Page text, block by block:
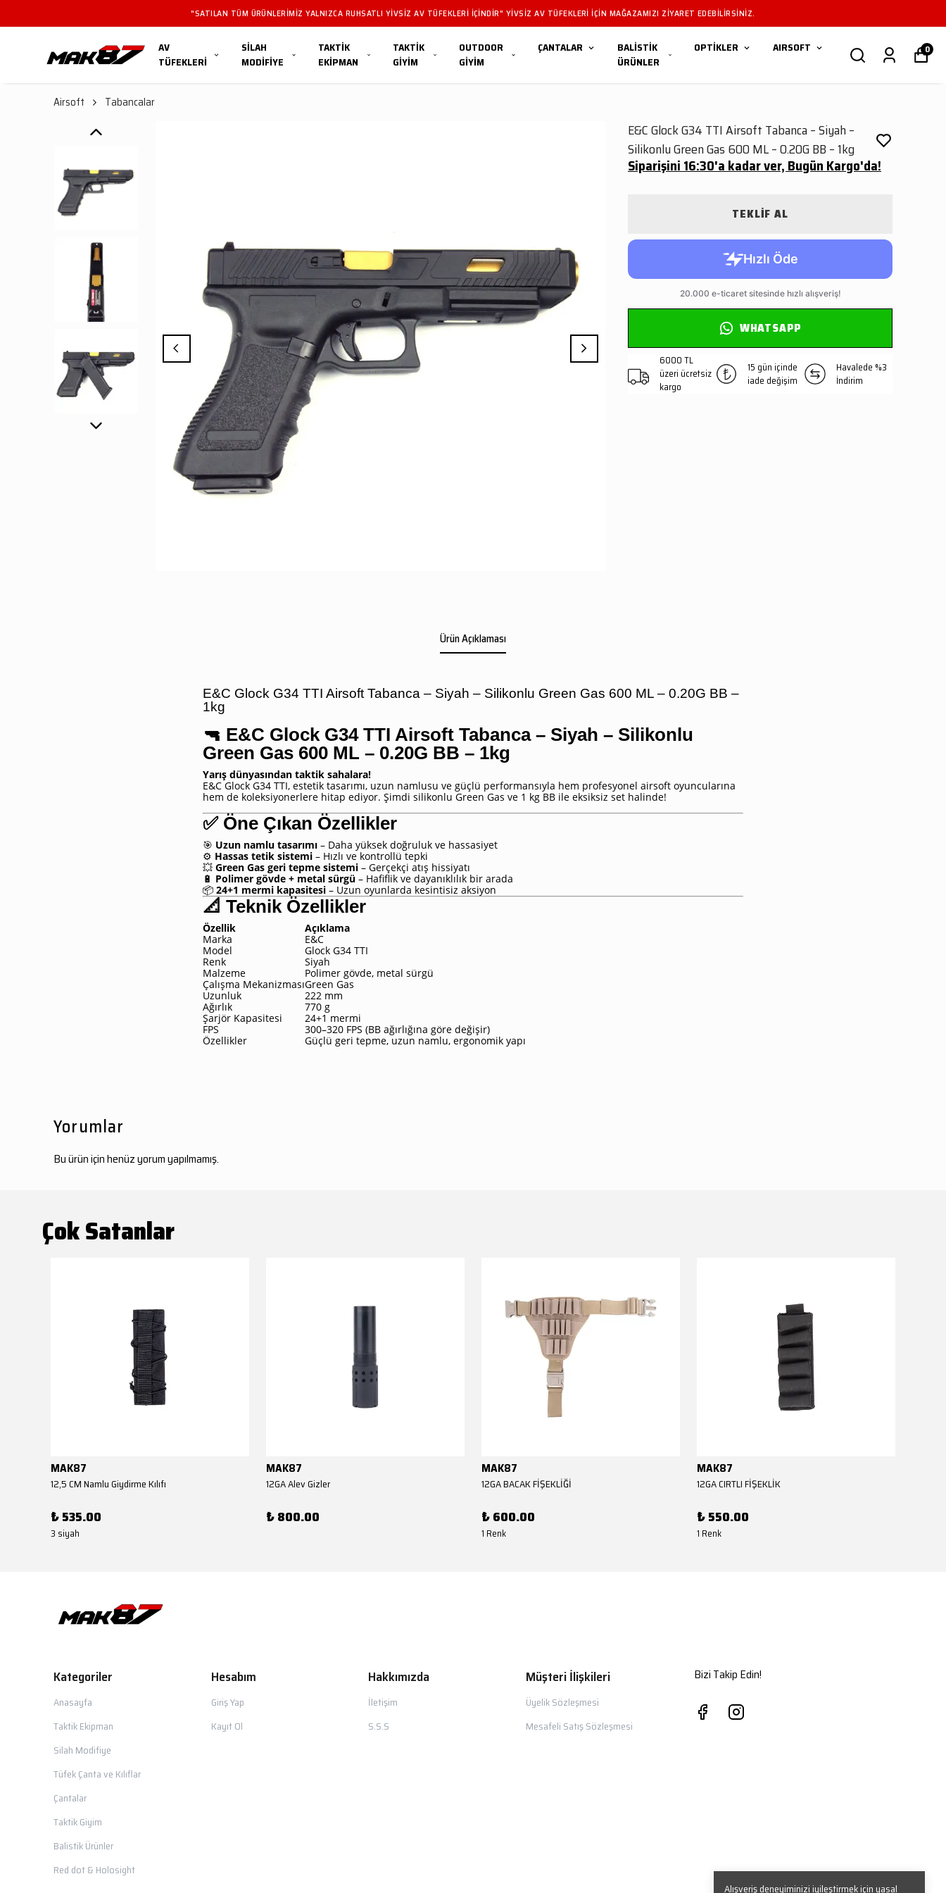
"SATILAN TÜM ÜRÜNLERIMIZ YALNIZCA RUHSATLI YIVSIZ AV TÜFEKLERI IÇINDIR" YIVSIZ AV TÜFEKLERI IÇIN MAĞAZAMIZI ZIYARET EDEBILIRSINIZ.
AV
TÜFEKLERİ
SİLAH
MODİFİYE
TAKTİK
EKİPMAN
TAKTİK
GİYİM
OUTDOOR
GİYİM
ÇANTALAR
BALİSTİK
ÜRÜNLER
OPTİKLER AIRSOFT 0
Alışveriş deneyiminizi iyileştirmek için yasal
Airsoft Tabancalar
E&C Glock G34 TTI Airsoft Tabanca – Siyah –
Silikonlu Green Gas 600 ML – 0.20G BB – 1kg
Siparişini 16:30'a kadar ver, Bugün Kargo'da!
TEKLİF AL
WHATSAPP
6000 TL
üzeri ücretsiz
kargo
15 gün içinde
iade değişim
Havalede %3
İndirim
Ürün Açıklaması
E&C Glock G34 TTI Airsoft Tabanca – Siyah – Silikonlu Green Gas 600 ML – 0.20G BB –
1kg
🔫 E&C Glock G34 TTI Airsoft Tabanca – Siyah – Silikonlu
Green Gas 600 ML – 0.20G BB – 1kg
Yarış dünyasından taktik sahalara!
E&C Glock G34 TTI, estetik tasarımı, uzun namlusu ve güçlü performansıyla hem profesyonel airsoft oyuncularına
hem de koleksiyonerlere hitap ediyor. Şimdi silikonlu Green Gas ve 1 kg BB ile eksiksiz set halinde!
✅ Öne Çıkan Özellikler
🎯 Uzun namlu tasarımı – Daha yüksek doğruluk ve hassasiyet
⚙️ Hassas tetik sistemi – Hızlı ve kontrollü tepki
💥 Green Gas geri tepme sistemi – Gerçekçi atış hissiyatı
🔋 Polimer gövde + metal sürgü – Hafiflik ve dayanıklılık bir arada
📦 24+1 mermi kapasitesi – Uzun oyunlarda kesintisiz aksiyon
📐 Teknik Özellikler
Özellik
Açıklama
Marka
E&C
Model
Glock G34 TTI
Renk
Siyah
Malzeme
Polimer gövde, metal sürgü
Çalışma MekanizmasıGreen Gas
Uzunluk
222 mm
Ağırlık
770 g
Şarjör Kapasitesi
24+1 mermi
FPS
300–320 FPS (BB ağırlığına göre değişir)
Özellikler
Güçlü geri tepme, uzun namlu, ergonomik yapı
Yorumlar
Bu ürün için henüz yorum yapılmamış.
Çok Satanlar
MAK87
12,5 CM Namlu Giydirme Kılıfı
₺ 535.00
3 siyah
MAK87
12GA Alev Gizler
₺ 800.00
MAK87
12GA BACAK FİŞEKLİĞİ
₺ 600.00
1 Renk
MAK87
12GA CIRTLI FİŞEKLİK
₺ 550.00
1 Renk
Kategoriler
Anasayfa
Taktik Ekipman
Silah Modifiye
Tüfek Çanta ve Kılıflar
Çantalar
Taktik Giyim
Balistik Ürünler
Red dot & Holosight
Hesabım
Giriş Yap
Kayıt Ol
Hakkımızda
İletişim
S.S.S
Müşteri İlişkileri
Üyelik Sözleşmesi
Mesafeli Satış Sözleşmesi
Bizi Takip Edin!